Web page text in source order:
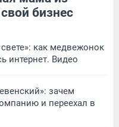
бизнес
как медвежонок
интернет. Видео
зачем
и переехал в